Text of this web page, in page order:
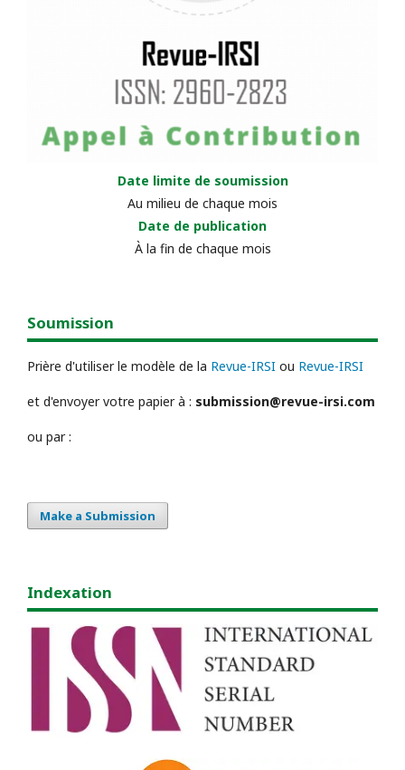
Date limite de soumission
Au milieu de chaque mois
Date de publication
À la fin de chaque mois
Soumission
Prière d'utiliser le modèle de la Revue-IRSI ou Revue-IRSI
et d'envoyer votre papier à : submission@revue-irsi.com
ou par :
Make a Submission
Indexation